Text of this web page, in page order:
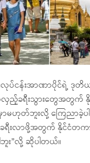
လုပ်ငန်းအာဏာပိုင်ရဲ့ ဒုတိ
ာလှည့်ခရီးသွားတွေအတွက်
ာမဟုတ်ဘူးလို့ ကြေညာခဲ့
ေခရီးလာဖို့အတွက် နိုင်ငံ
ဘူး”လို့ ဆိုပါတယ်။